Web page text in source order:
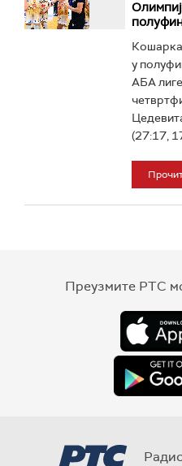
у
АБА
(27:17,
Преузмите РТС